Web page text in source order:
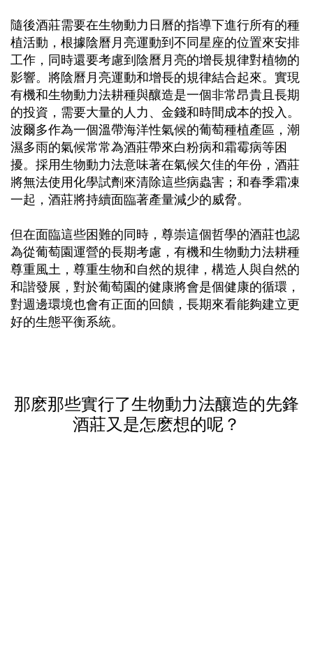
隨後酒莊需要在生物動力日曆的指導下進行所有的種
植活動，根據陰曆月亮運動到不同星座的位置來安排
工作，同時還要考慮到陰曆月亮的增長規律對植物的
影響。將陰曆月亮運動和增長的規律結合起來。實現
有機和生物動力法耕種與釀造是一個非常昂貴且長期
的投資，需要大量的人力、金錢和時間成本的投入。
波爾多作為一個溫帶海洋性氣候的葡萄種植產區，潮
濕多雨的氣候常常為酒莊帶來白粉病和霜霉病等困
擾。採用生物動力法意味著在氣候欠佳的年份，酒莊
將無法使用化學試劑來清除這些病蟲害；和春季霜凍
一起，酒莊將持續面臨著產量減少的威脅。
但在面臨這些困難的同時，尊崇這個哲學的酒莊也認
為從葡萄園運營的長期考慮，有機和生物動力法耕種
尊重風土，尊重生物和自然的規律，構造人與自然的
和諧發展，對於葡萄園的健康將會是個健康的循環，
對週邊環境也會有正面的回饋，長期來看能夠建立更
好的生態平衡系統。
那麽那些實行了生物動力法釀造的先鋒
酒莊又是怎麽想的呢？